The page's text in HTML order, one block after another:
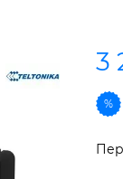
3
%